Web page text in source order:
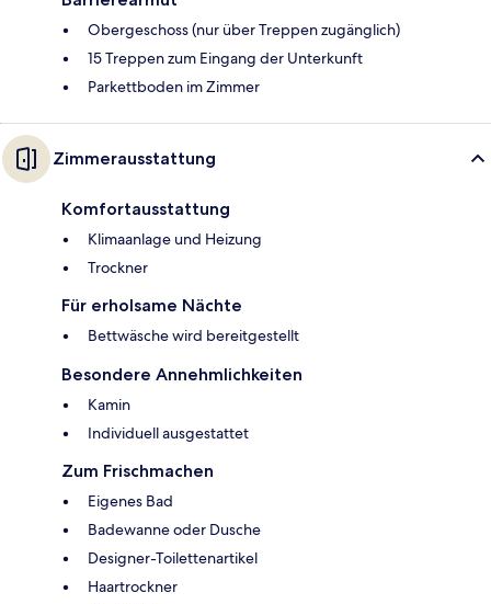
Obergeschoss (nur über Treppen zugänglich)
15 Treppen zum Eingang der Unterkunft
Parkettboden im Zimmer
Zimmerausstattung
Komfortausstattung
Klimaanlage und Heizung
Trockner
Für erholsame Nächte
Bettwäsche wird bereitgestellt
Besondere Annehmlichkeiten
Kamin
Individuell ausgestattet
Zum Frischmachen
Eigenes Bad
Badewanne oder Dusche
Designer-Toilettenartikel
Haartrockner